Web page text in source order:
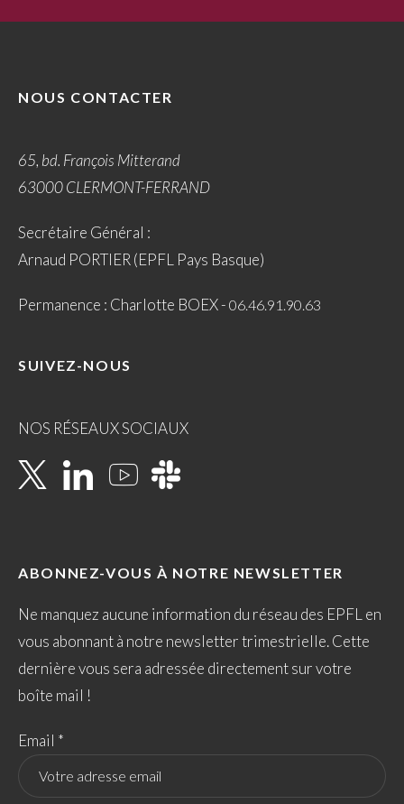
NOUS CONTACTER
65, bd. François Mitterand
63000 CLERMONT-FERRAND
Secrétaire Général :
Arnaud PORTIER (EPFL Pays Basque)
Permanence : Charlotte BOEX -06.46.91.90.63
SUIVEZ-NOUS
NOS RÉSEAUX SOCIAUX
ABONNEZ-VOUS À NOTRE NEWSLETTER
Ne manquez aucune information du réseau des EPFL en
vous abonnant à notre newsletter trimestrielle. Cette
dernière vous sera adressée directement sur votre
boîte mail !
Email *